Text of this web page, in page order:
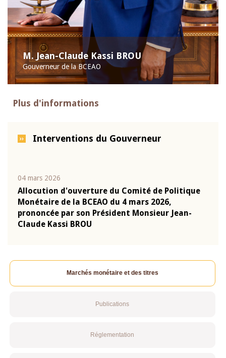
M. Jean-Claude Kassi BROU
Gouverneur de la BCEAO
Plus d'informations
Interventions du Gouverneur
04 mars 2026
Allocution d'ouverture du Comité de Politique
Monétaire de la BCEAO du 4 mars 2026,
prononcée par son Président Monsieur Jean-
Claude Kassi BROU
Marchés monétaire et des titres
Publications
Réglementation